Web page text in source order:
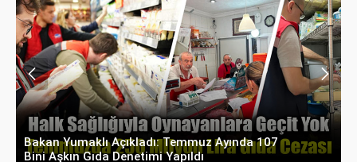
Bakan Bayraktar TRT Haber’de Duyurdu: Enerjide
Kerkük, Gabar ve Karadeniz Hamlesi